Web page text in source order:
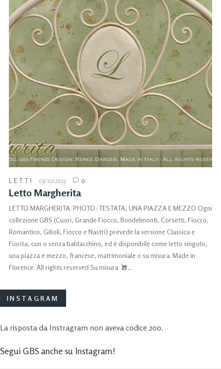
LETTI 03/10/2015 0
Letto Margherita
LETTO MARGHERITA. PHOTO: TESTATA, UNA PIAZZA E MEZZO Ogni
collezione GBS (Cuori, Grande Fiocco, Bondelmonti, Corsetti, Fiocco,
Romantico, Gilioli, Fiocco e Nastri) prevede la versione Classica e
Fiorita, con o senza baldacchino, ed è disponibile come letto singolo,
una piazza e mezzo, francese, matrimoniale o su misura. Made in
Florence. All rights reserved Su misura
…
INSTAGRAM
La risposta da Instragram non aveva codice 200.
Segui GBS anche su Instagram!